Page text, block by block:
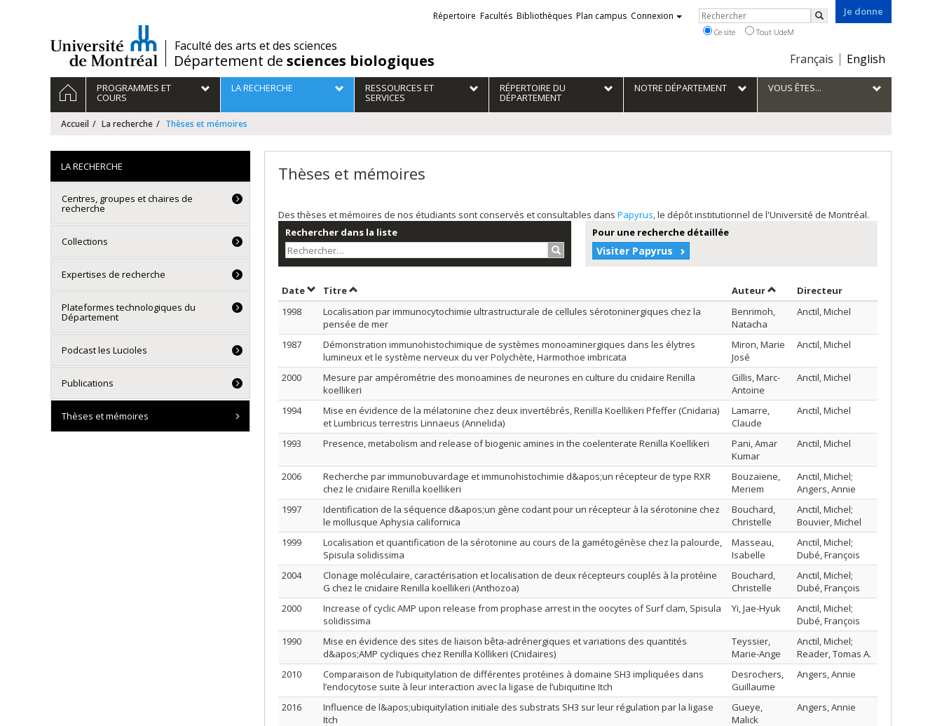
/Faculté des arts et des sciences
Département de sciences biologiques
Je donne
Choix
la
langue
Français English
Liens
externes
Répertoire Facultés Bibliothèques Plan campus Connexion Rechercher
Rechercher
Ce site Tout UdeM
Navigation
principale
ACCUEILPROGRAMMES ET
COURS
LA RECHERCHE RESSOURCES ET
SERVICES
RÉPERTOIRE DU
DÉPARTEMENT
NOTRE DÉPARTEMENT VOUS ÊTES...
Accueil La recherche Thèses et mémoires
Thèses et mémoires
Des thèses et mémoires de nos étudiants sont conservés et consultables dans Papyrus, le dépôt institutionnel de l'Université de Montréal.
Rechercher dans la liste
Rechercher…
Pour une recherche détaillée
Visiter Papyrus
DateTrier par date en ordre croissant
TitreTrier par titre en ordre croissant AuteurTrier par auteur en ordre croissant
Directeur
1998
Localisation par immunocytochimie ultrastructurale de cellules sérotoninergiques chez la
pensée de mer
Benrimoh,
Natacha
Anctil, Michel
1987
Démonstration immunohistochimique de systèmes monoaminergiques dans les élytres
lumineux et le système nerveux du ver Polychète, Harmothoe imbricata
Miron, Marie
José
Anctil, Michel
2000
Mesure par ampérométrie des monoamines de neurones en culture du cnidaire Renilla
koellikeri
Gillis, Marc-
Antoine
Anctil, Michel
1994
Mise en évidence de la mélatonine chez deux invertébrés, Renilla Koellikeri Pfeffer (Cnidaria)
et Lumbricus terrestris Linnaeus (Annelida)
Lamarre,
Claude
Anctil, Michel
1993 Presence, metabolism and release of biogenic amines in the coelenterate Renilla Koellikeri
Pani, Amar
Kumar
Anctil, Michel
2006
Recherche par immunobuvardage et immunohistochimie d&apos;un récepteur de type RXR
chez le cnidaire Renilla koellikeri
Bouzaïene,
Meriem
Anctil, Michel;
Angers, Annie
1997
Identification de la séquence d&apos;un gène codant pour un récepteur à la sérotonine chez
le mollusque Aphysia californica
Bouchard,
Christelle
Anctil, Michel;
Bouvier, Michel
1999
Localisation et quantification de la sérotonine au cours de la gamétogénèse chez la palourde,
Spisula solidissima
Masseau,
Isabelle
Anctil, Michel;
Dubé, François
2004
Clonage moléculaire, caractérisation et localisation de deux récepteurs couplés à la protéine
G chez le cnidaire Renilla koellikeri (Anthozoa)
Bouchard,
Christelle
Anctil, Michel;
Dubé, François
2000
Increase of cyclic AMP upon release from prophase arrest in the oocytes of Surf clam, Spisula
solidissima
Yi, Jae-Hyuk
Anctil, Michel;
Dubé, François
1990
Mise en évidence des sites de liaison bêta-adrénergiques et variations des quantités
d&apos;AMP cycliques chez Renilla Köllikeri (Cnidaires)
Teyssier,
Marie-Ange
Anctil, Michel;
Reader, Tomas A.
2010
Comparaison de l’ubiquitylation de différentes protéines à domaine SH3 impliquées dans
l’endocytose suite à leur interaction avec la ligase de l’ubiquitine Itch
Desrochers,
Guillaume
Angers, Annie
2016
Influence de l&apos;ubiquitylation initiale des substrats SH3 sur leur régulation par la ligase
Itch
Gueye,
Malick
Angers, Annie
LA RECHERCHE
Centres, groupes et chaires de
recherche
Collections
Expertises de recherche
Plateformes technologiques du
Département
Podcast les Lucioles
Publications
Thèses et mémoires